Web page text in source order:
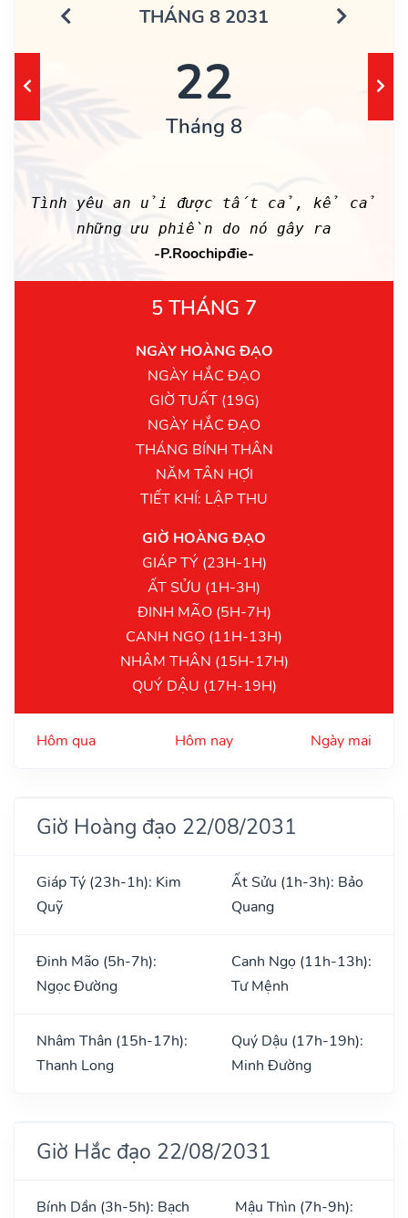
THÁNG 8 2031
22
Tháng 8
Tình yêu an ủi được tất cả, kể cả
những ưu phiền do nó gây ra
-P.Roochipđie-
5 THÁNG 7
NGÀY HOÀNG ĐẠO
NGÀY HẮC ĐẠO
GIỜ TUẤT (19G)
NGÀY HẮC ĐẠO
THÁNG BÍNH THÂN
NĂM TÂN HỢI
TIẾT KHÍ: LẬP THU
GIỜ HOÀNG ĐẠO
GIÁP TÝ (23H-1H)
ẤT SỬU (1H-3H)
ĐINH MÃO (5H-7H)
CANH NGỌ (11H-13H)
NHÂM THÂN (15H-17H)
QUÝ DẬU (17H-19H)
Hôm qua Hôm nay Ngày mai
Giờ Hoàng đạo 22/08/2031
Giáp Tý (23h-1h): Kim
Quỹ
Ất Sửu (1h-3h): Bảo
Quang
Đinh Mão (5h-7h):
Ngọc Đường
Canh Ngọ (11h-13h):
Tư Mệnh
Nhâm Thân (15h-17h):
Thanh Long
Quý Dậu (17h-19h):
Minh Đường
Giờ Hắc đạo 22/08/2031
Bính Dần (3h-5h): Bạch
Mậu Thìn (7h-9h):